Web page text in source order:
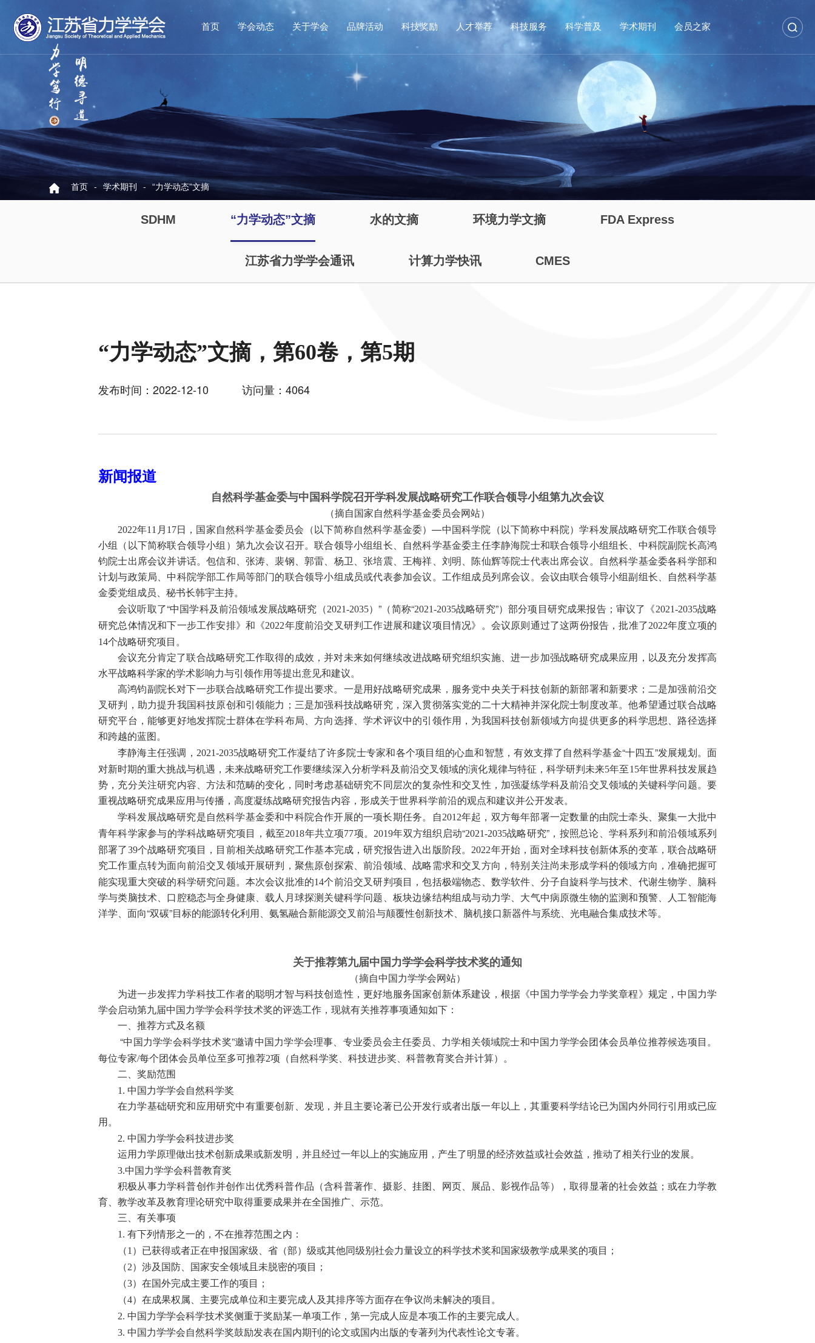
首页 学会动态 关于学会 品牌活动 科技奖励 人才举荐 科技服务 科学普及 学术期刊 会员之家
首页 - 学术期刊 - “力学动态”文摘
SDHM “力学动态”文摘 水的文摘 环境力学文摘 FDA Express
江苏省力学学会通讯 计算力学快讯 CMES
“力学动态”文摘，第60卷，第5期
发布时间：2022-12-10 访问量：4064
新闻报道
自然科学基金委与中国科学院召开学科发展战略研究工作联合领导小组第九次会议
（摘自国家自然科学基金委员会网站）
2022年11 月 17日，国家自然科学基金委员会（以下简称自然科学基金委）—中国科学院（以下简称中科院）学科发展战略研究工作联合领导
小组（以下简称联合领导小组）第九次会议召开。联合领导小组组长、自然科学基金委主任李静海院士和联合领导小组组长、中科院副院长高鸿
钧院士出席会议并讲话。包信和、张涛、裴钢、郭雷、杨卫、张培震、王梅祥、刘明、陈仙辉等院士代表出席会议。自然科学基金委各科学部和
计划与政策局、中科院学部工作局等部门的联合领导小组成员或代表参加会议。工作组成员列席会议。会议由联合领导小组副组长、自然科学基
金委党组成员、秘书长韩宇主持。
会议听取了“中国学科及前沿领域发展战略研究（2021-2035）”（简称“2021-2035战略研究”）部分项目研究成果报告；审议了《2021-2035战略
研究总体情况和下一步工作安排》和《2022年度前沿交叉研判工作进展和建议项目情况》。会议原则通过了这两份报告，批准了2022年度立项的
14个战略研究项目。
会议充分肯定了联合战略研究工作取得的成效，并对未来如何继续改进战略研究组织实施、进一步加强战略研究成果应用，以及充分发挥高
水平战略科学家的学术影响力与引领作用等提出意见和建议。
高鸿钧副院长对下一步联合战略研究工作提出要求。一是用好战略研究成果，服务党中央关于科技创新的新部署和新要求；二是加强前沿交
叉研判，助力提升我国科技原创和引领能力；三是加强科技战略研究，深入贯彻落实党的二十大精神并深化院士制度改革。他希望通过联合战略
研究平台，能够更好地发挥院士群体在学科布局、方向选择、学术评议中的引领作用，为我国科技创新领域方向提供更多的科学思想、路径选择
和跨越的蓝图。
李静海主任强调， 2021-2035战略研究工作凝结了许多院士专家和各个项目组的心血和智慧，有效支撑了自然科学基金“十四五”发展规划。面
对新时期的重大挑战与机遇，未来战略研究工作要继续深入分析学科及前沿交叉领域的演化规律与特征，科学研判未来5年至 15年世界科技发展趋
势，充分关注研究内容、方法和范畴的变化，同时考虑基础研究不同层次的复杂性和交叉性，加强凝练学科及前沿交叉领域的关键科学问题。要
重视战略研究成果应用与传播，高度凝练战略研究报告内容，形成关于世界科学前沿的观点和建议并公开发表。
学科发展战略研究是自然科学基金委和中科院合作开展的一项长期任务。自2012年起，双方每年部署一定数量的由院士牵头、聚集一大批中
青年科学家参与的学科战略研究项目，截至2018年共立项77项。2019年双方组织启动“2021-2035战略研究”，按照总论、学科系列和前沿领域系列
部署了39个战略研究项目，目前相关战略研究工作基本完成，研究报告进入出版阶段。2022年开始，面对全球科技创新体系的变革，联合战略研
究工作重点转为面向前沿交叉领域开展研判，聚焦原创探索、前沿领域、战略需求和交叉方向，特别关注尚未形成学科的领域方向，准确把握可
能实现重大突破的科学研究问题。本次会议批准的14个前沿交叉研判项目，包括极端物态、数学软件、分子自旋科学与技术、代谢生物学、脑科
学与类脑技术、口腔稳态与全身健康、载人月球探测关键科学问题、板块边缘结构组成与动力学、大气中病原微生物的监测和预警、人工智能海
洋学、面向“双碳”目标的能源转化利用、氨氢融合新能源交叉前沿与颠覆性创新技术、脑机接口新器件与系统、光电融合集成技术等。
关于推荐第九届中国力学学会科学技术奖的通知
（摘自中国力学学会网站）
为进一步发挥力学科技工作者的聪明才智与科技创造性，更好地服务国家创新体系建设，根据《中国力学学会力学奖章程》规定，中国力学
学会启动第九届中国力学学会科学技术奖的评选工作，现就有关推荐事项通知如下：
一、推荐方式及名额
“中国力学学会科学技术奖”邀请中国力学学会理事、专业委员会主任委员、力学相关领域院士和中国力学学会团体会员单位推荐候选项目。
每位专家/每个团体会员单位至多可推荐2项（自然科学奖、科技进步奖、科普教育奖合并计算）。
二、奖励范围
1. 中国力学学会自然科学奖
在力学基础研究和应用研究中有重要创新、发现，并且主要论著已公开发行或者出版一年以上，其重要科学结论已为国内外同行引用或已应
用。
2. 中国力学学会科技进步奖
运用力学原理做出技术创新成果或新发明，并且经过一年以上的实施应用，产生了明显的经济效益或社会效益，推动了相关行业的发展。
3.中国力学学会科普教育奖
积极从事力学科普创作并创作出优秀科普作品（含科普著作、摄影、挂图、网页、展品、影视作品等），取得显著的社会效益；或在力学教
育、教学改革及教育理论研究中取得重要成果并在全国推广、示范。
三、有关事项
1. 有下列情形之一的，不在推荐范围之内：
（1 ）已获得或者正在申报国家级、省（部）级或其他同级别社会力量设立的科学技术奖和国家级教学成果奖的项目；
（2）涉及国防、国家安全领域且未脱密的项目；
（3）在国外完成主要工作的项目；
（4）在成果权属、主要完成单位和主要完成人及其排序等方面存在争议尚未解决的项目。
2. 中国力学学会科学技术奖侧重于奖励某一单项工作，第一完成人应是本项工作的主要完成人。
3. 中国力学学会自然科学奖鼓励发表在国内期刊的论文或国内出版的专著列为代表性论文专著。